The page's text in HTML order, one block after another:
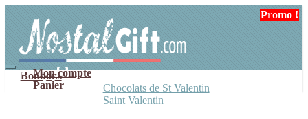
navigation
contenu
Mon compte
Panier
Bonbons
Chocolats de St Valentin
Saint Valentin
Promo !